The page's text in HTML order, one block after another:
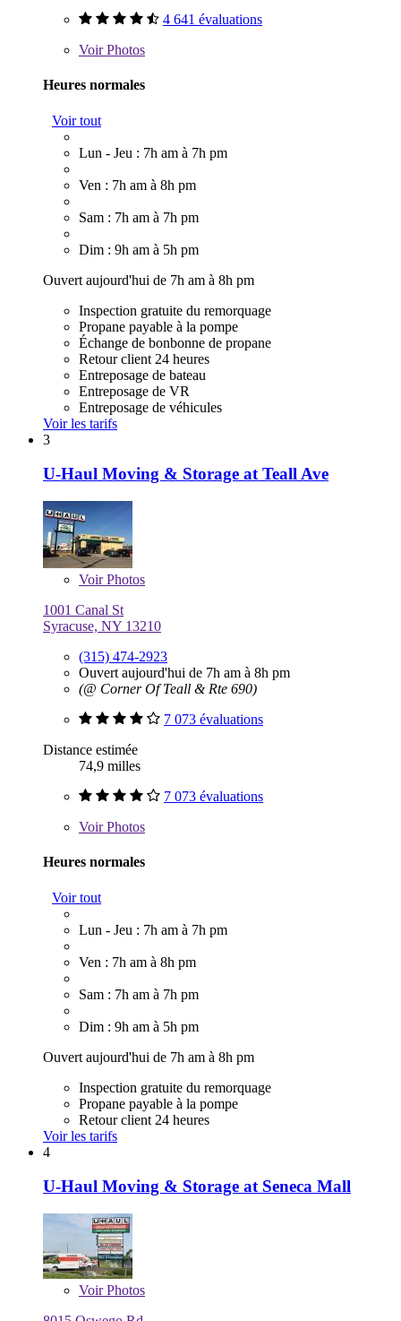
4 641 évaluations
VoirPhotos
Heures normales
Voir tout
Lun - Jeu : 7h am à 7h pm
Ven : 7h am à 8h pm
Sam : 7h am à 7h pm
Dim : 9h am à 5h pm
Ouvert aujourd'hui de 7h am à 8h pm
Inspection gratuite du remorquage
Propane payable à la pompe
Échange de bonbonne de propane
Retour client 24 heures
Entreposage de bateau
Entreposage de VR
Entreposage de véhicules
Voir les tarifs
3
U-Haul Moving & Storage at Teall Ave
VoirPhotos
1001 Canal St
Syracuse, NY 13210
(315) 474-2923
Ouvert aujourd'hui de 7h am à 8h pm
(@ Corner Of Teall & Rte 690)
7 073 évaluations
Distance estimée
74,9 milles
7 073 évaluations
VoirPhotos
Heures normales
Voir tout
Lun - Jeu : 7h am à 7h pm
Ven : 7h am à 8h pm
Sam : 7h am à 7h pm
Dim : 9h am à 5h pm
Ouvert aujourd'hui de 7h am à 8h pm
Inspection gratuite du remorquage
Propane payable à la pompe
Retour client 24 heures
Voir les tarifs
4
U-Haul Moving & Storage at Seneca Mall
VoirPhotos